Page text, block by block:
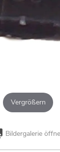
Vergrößern
Bildergalerie